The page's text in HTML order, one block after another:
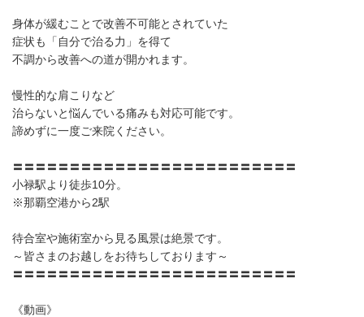
身体が緩むことで改善不可能とされていた
症状も「自分で治る力」を得て
不調から改善への道が開かれます。
慢性的な肩こりなど
治らないと悩んでいる痛みも対応可能です。
諦めずに一度ご来院ください。
〓〓〓〓〓〓〓〓〓〓〓〓〓〓〓〓〓〓〓〓〓〓〓〓〓
小禄駅より徒歩10分。
※那覇空港から2駅
待合室や施術室から見る風景は絶景です。
～皆さまのお越しをお待ちしております～
〓〓〓〓〓〓〓〓〓〓〓〓〓〓〓〓〓〓〓〓〓〓〓〓〓
《動画》